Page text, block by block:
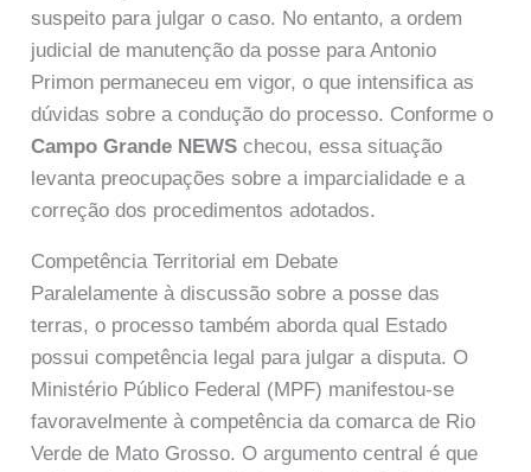
suspeito para julgar o caso. No entanto, a ordem
judicial de manutenção da posse para Antonio
Primon permaneceu em vigor, o que intensifica as
dúvidas sobre a condução do processo. Conforme o
Campo Grande NEWS checou, essa situação
levanta preocupações sobre a imparcialidade e a
correção dos procedimentos adotados.
Competência Territorial em Debate
Paralelamente à discussão sobre a posse das
terras, o processo também aborda qual Estado
possui competência legal para julgar a disputa. O
Ministério Público Federal (MPF) manifestou-se
favoravelmente à competência da comarca de Rio
Verde de Mato Grosso. O argumento central é que